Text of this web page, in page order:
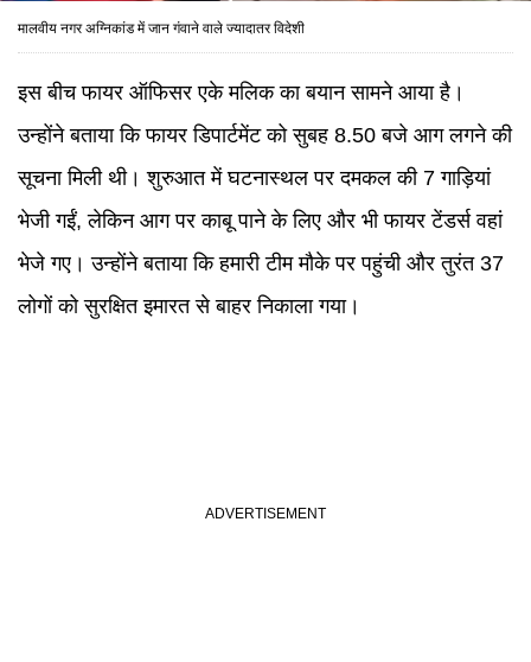
मालवीय नगर अग्निकांड में जान गंवाने वाले ज्यादातर विदेशी
इस बीच फायर ऑफिसर एके मलिक का बयान सामने आया है।
उन्होंने बताया कि फायर डिपार्टमेंट को सुबह 8.50 बजे आग लगने की
सूचना मिली थी। शुरुआत में घटनास्थल पर दमकल की 7 गाड़ियां
भेजी गईं, लेकिन आग पर काबू पाने के लिए और भी फायर टेंडर्स वहां
भेजे गए। उन्होंने बताया कि हमारी टीम मौके पर पहुंची और तुरंत 37
लोगों को सुरक्षित इमारत से बाहर निकाला गया।